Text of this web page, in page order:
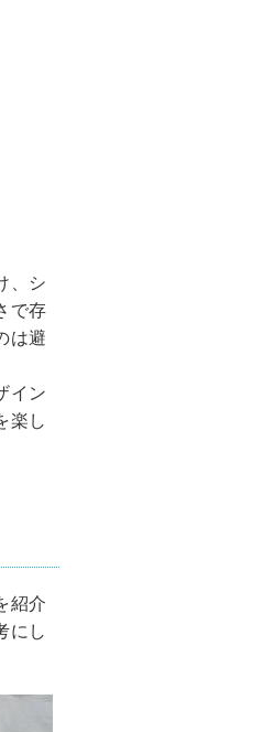
、シ
で存
は避
イン
楽し
紹介
にし